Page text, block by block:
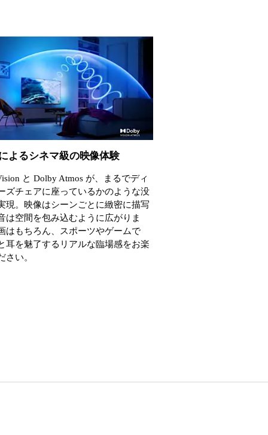
よるシネマ級の映像体験
と Dolby Atmos が、まるでディ
ズチェアに座っているかのような没
現。映像はシーンごとに緻密に描写
は空間を包み込むように広がりま
はもちろん、スポーツやゲームで
耳を魅了するリアルな臨場感をお楽
さい。